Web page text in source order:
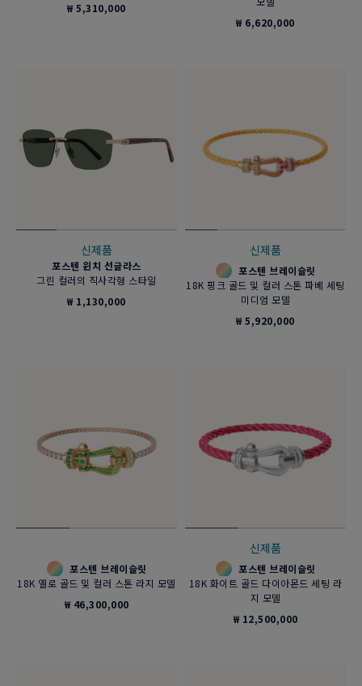
₩ 5,310,000
₩ 6,620,000
신제품
포스텐 윈치 선글라스
그린 컬러의 직사각형 스타일
₩ 1,130,000
신제품
포스텐 브레이슬릿
18K 핑크 골드 및 컬러 스톤 파베 세팅
미디엄 모델
₩ 5,920,000
포스텐 브레이슬릿
18K 옐로 골드 및 컬러 스톤 라지 모델
₩ 46,300,000
신제품
포스텐 브레이슬릿
18K 화이트 골드 다이아몬드 세팅 라
지 모델
₩ 12,500,000